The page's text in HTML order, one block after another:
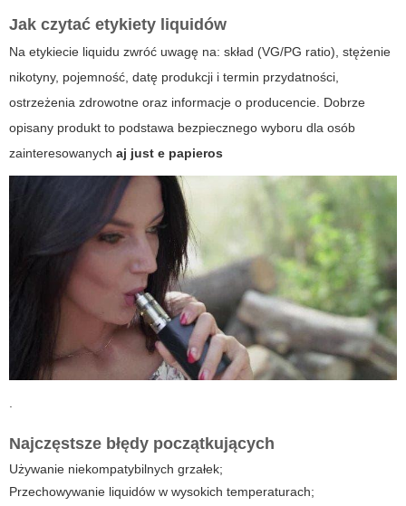
Jak czytać etykiety liquidów
Na etykiecie liquidu zwróć uwagę na: skład (VG/PG ratio), stężenie
nikotyny, pojemność, datę produkcji i termin przydatności,
ostrzeżenia zdrowotne oraz informacje o producencie. Dobrze
opisany produkt to podstawa bezpiecznego wyboru dla osób
zainteresowanych aj just e papieros
Najczęstsze błędy początkujących
Używanie niekompatybilnych grzałek;
Przechowywanie liquidów w wysokich temperaturach;